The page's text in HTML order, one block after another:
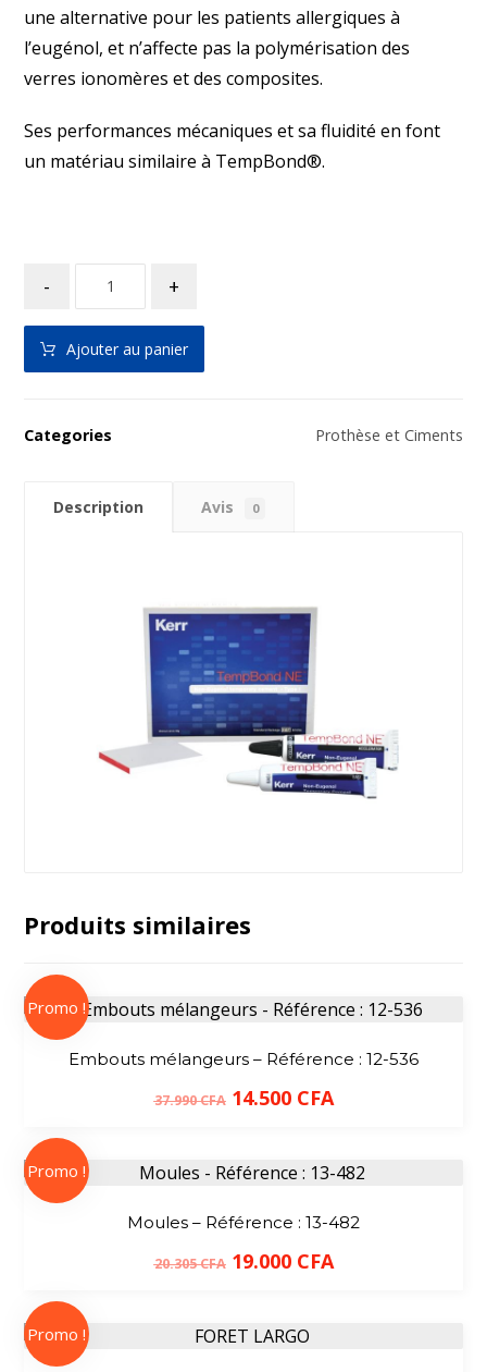
une alternative pour les patients allergiques à
l’eugénol, et n’affecte pas la polymérisation des
verres ionomères et des composites.
Ses performances mécaniques et sa fluidité en font
un matériau similaire à TempBond®.
- +
Ajouter au panier
Categories Prothèse et Ciments
Description Avis 0
Produits similaires
Embouts mélangeurs – Référence : 12-536
37.990CFA 14.500 CFA
Promo !
Moules – Référence : 13-482
20.305CFA 19.000 CFA
Promo !
Promo !